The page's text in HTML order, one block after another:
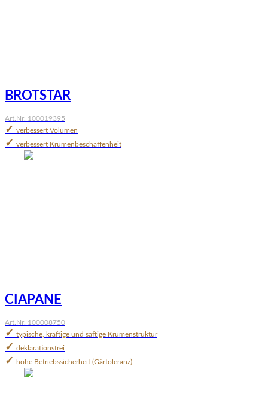
BROTSTAR
Art.Nr. 100019395
✓ verbessert Volumen
✓ verbessert Krumenbeschaffenheit
CIAPANE
Art.Nr. 100008750
✓ typische, kräftige und saftige Krumenstruktur
✓ deklarationsfrei
✓ hohe Betriebssicherheit (Gärtoleranz)